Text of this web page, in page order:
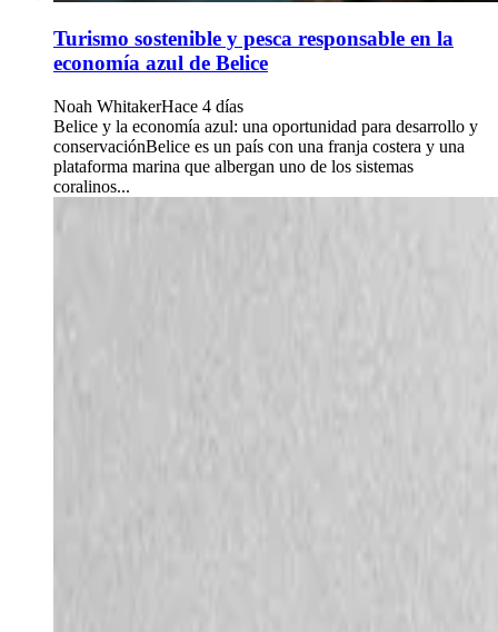
Turismo sostenible y pesca responsable en la
economía azul de Belice
Noah WhitakerHace 4 días
Belice y la economía azul: una oportunidad para desarrollo y
conservaciónBelice es un país con una franja costera y una
plataforma marina que albergan uno de los sistemas
coralinos...